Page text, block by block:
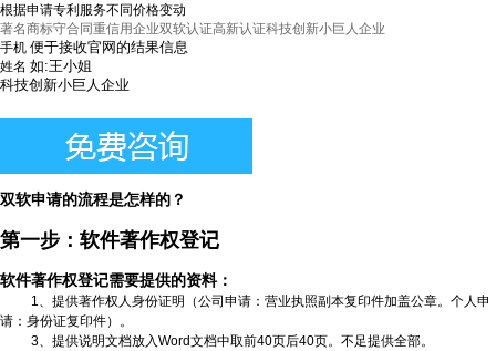
根据申请专利服务不同价格变动
著名商标守合同重信用企业双软认证高新认证科技创新小巨人企业
手机
姓名
双软申请的流程是怎样的？
第一步：软件著作权登记
软件著作权登记需要提供的资料：
1、提供著作权人身份证明（公司申请：营业执照副本复印件加盖公章。个人申
请：身份证复印件）。
3、提供说明文档放入Word文档中取前40页后40页。不足提供全部。